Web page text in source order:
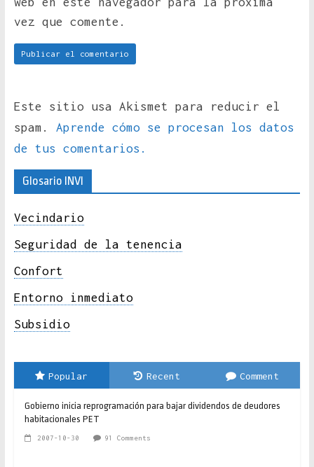
vez que comente.
Este sitio usa Akismet para reducir el
spam. Aprende cómo se procesan los datos
de tus comentarios.
Glosario INVI
Vecindario
Seguridad de la tenencia
Confort
Entorno inmediato
Subsidio
Popular Recent Comment
Gobierno inicia reprogramación para bajar dividendos de deudores
habitacionales PET
2007-10-30 91 Comments